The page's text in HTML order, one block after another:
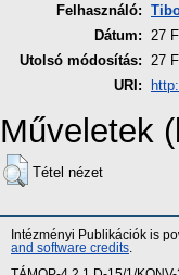
Felhasználó:
Dátum:
27
Utolsó módosítás:
27
URI:
Műveletek
Tétel nézet
Intézményi Publikációk is
and software credits.